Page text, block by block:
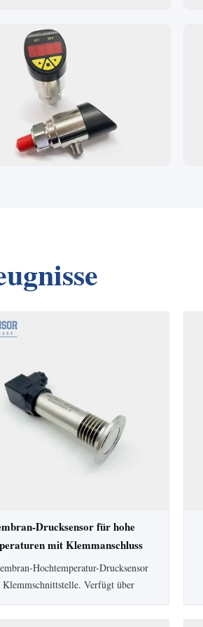
Drucksensor für hohe
mit Klemmanschluss
Drucktransmitter
Hochtemperatur-Drucksensor
Verfügt über